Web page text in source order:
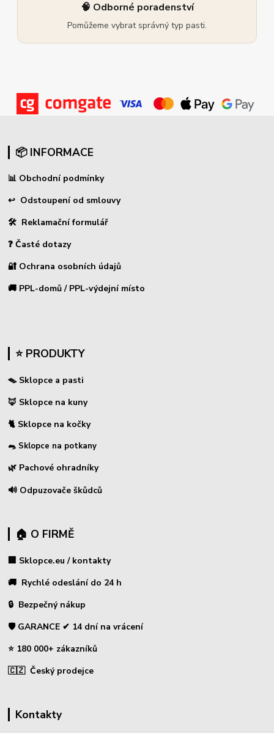
🧠 Odborné poradenství
Pomůžeme vybrat správný typ pasti.
📦 INFORMACE
📊 Obchodní podmínky
↩ Odstoupení od smlouvy
🛠 Reklamační formulář
❓ Časté dotazy
🔐 Ochrana osobních údajů
🚚 PPL-domů / PPL-výdejní místo
⭐ PRODUKTY
🪤 Sklopce a pasti
🦊 Sklopce na kuny
🐈 Sklopce na kočky
🐀 Sklopce na potkany
🌿 Pachové ohradníky
🔊 Odpuzovače škůdců
🏠 O FIRMĚ
🏢 Sklopce.eu / kontakty
🚚 Rychlé odeslání do 24 h
🔒 Bezpečný nákup
🛡️ GARANCE ✔ 14 dní na vrácení
⭐ 180 000+ zákazníků
🇨🇿 Český prodejce
Kontakty